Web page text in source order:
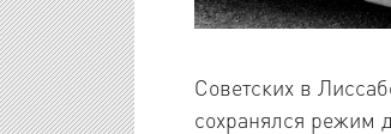
Советских в
сохранялся режим